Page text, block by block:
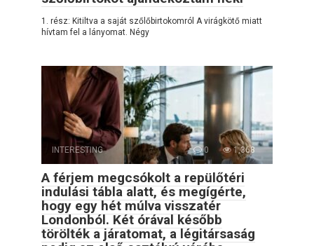
1. rész: Kitiltva a saját szőlőbirtokomról A virágkötő miatt
hívtam fel a lányomat. Négy
INTERESTING 0 1,368
A férjem megcsókolt a repülőtéri
indulási tábla alatt, és megígérte,
hogy egy hét múlva visszatér
Londonból. Két órával később
törölték a járatomat, a légitársaság